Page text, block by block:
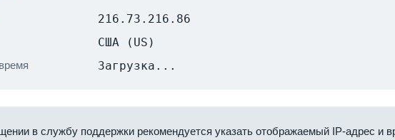
216.73.216.86
США (US)
Загрузка...
в службу поддержки рекомендуется указать отображаемый IP-адрес и